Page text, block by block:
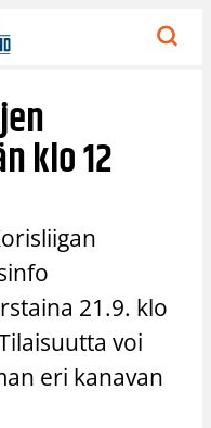
klo 12
21.9. klo
voi
eri kanavan